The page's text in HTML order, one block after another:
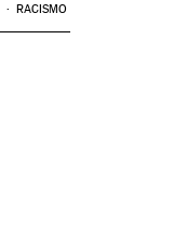
RACISMO